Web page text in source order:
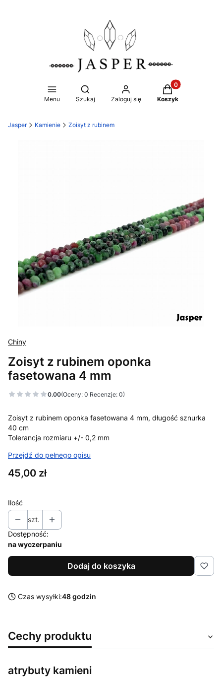
Menu
Otwórz wyszukiwarkę
Szukaj Zaloguj się
Produkty w
Koszyk
Jasper Kamienie Zoisyt z rubinem
Chiny
Zoisyt z rubinem oponka
fasetowana 4 mm
0.00(Oceny: 0 Recenzje: 0)
Zoisyt z rubinem oponka fasetowana 4 mm, długość sznurka
40 cm
Tolerancja rozmiaru +/- 0,2 mm
Przejdź do pełnego opisu
Cena
45,00 zł
Ilość
szt.
Dostępność:
na wyczerpaniu
Dodaj do koszyka
Czas wysyłki:48 godzin
Cechy produktu
atrybuty kamieni